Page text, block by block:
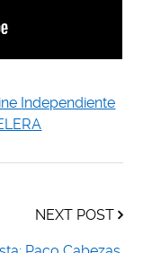
Independiente
NEXT POST